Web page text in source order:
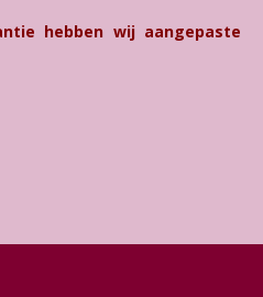
hebben wij aangepaste